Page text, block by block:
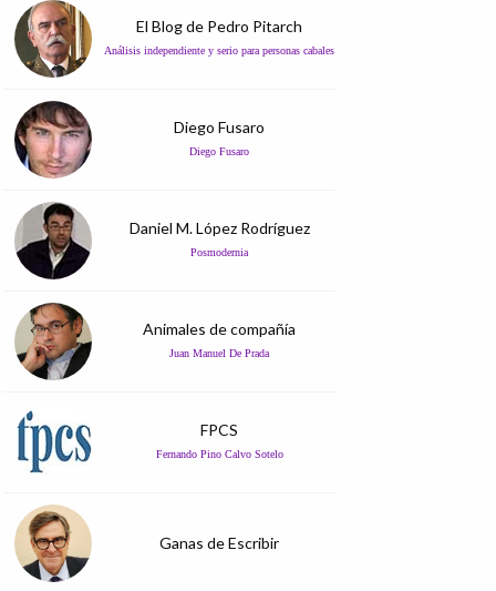
El Blog de Pedro Pitarch
Análisis independiente y serio para personas cabales
Diego Fusaro
Diego Fusaro
Daniel M. López Rodríguez
Posmodernia
Animales de compañía
Juan Manuel De Prada
FPCS
Fernando Pino Calvo Sotelo
Ganas de Escribir